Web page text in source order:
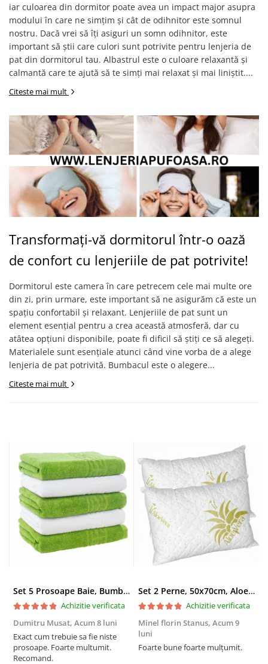
iar culoarea din dormitor poate avea un impact major asupra
modului în care ne simțim și cât de odihnitor este somnul
nostru. Dacă vrei să îți asiguri un somn odihnitor, este
important să știi care culori sunt potrivite pentru lenjeria de
pat din dormitorul tau. Albastrul este o culoare relaxantă și
calmantă care te ajută să te simți mai relaxat și mai liniștit....
Citeste mai mult
Transformați-vă dormitorul într-o oază
de confort cu lenjeriile de pat potrivite!
Dormitorul este camera în care petrecem cele mai multe ore
din zi, prin urmare, este important să ne asigurăm că este un
spațiu confortabil și relaxant. Lenjeriile de pat sunt un
element esențial pentru a crea această atmosferă, dar cu
atâtea opțiuni disponibile, poate fi dificil să știți ce să alegeți.
Materialele sunt esențiale atunci când vine vorba de a alege
lenjeria de pat potrivită. Bumbacul este o alegere...
Citeste mai mult
Set 5 Prosoape Baie, Bumbac 100% - Verde/ Alb
Achizitie verificata
Dumitru Musat, Acum 8 luni
Exact cum trebuie sa fie niste
prosoape. Foarte multumit.
Recomand.
Set 2 Perne, 50x70cm, Aloe Vera, Microfibra, Alb
Achizitie verificata
Minel florin Stanus, Acum 9
luni
Foarte bune foarte mulțumit.